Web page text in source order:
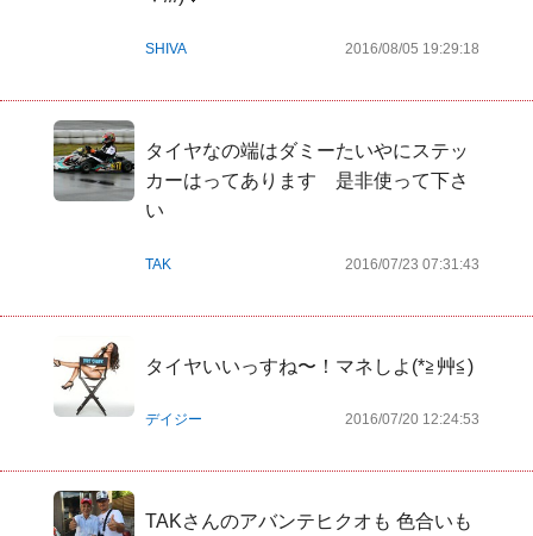
SHIVA 2016/08/05 19:29:18
タイヤなの端はダミーたいやにステッ
カーはってあります　是非使って下さ
い
TAK 2016/07/23 07:31:43
タイヤいいっすね〜！マネしよ(*≧艸≦)
デイジー 2016/07/20 12:24:53
TAKさんのアバンテヒクオも 色合いも